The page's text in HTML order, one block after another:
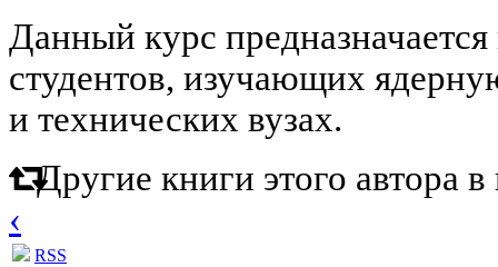
Данный курс предназначается
студентов, изучающих
и технических вузах.
Другие книги этого автора
‹
RSS